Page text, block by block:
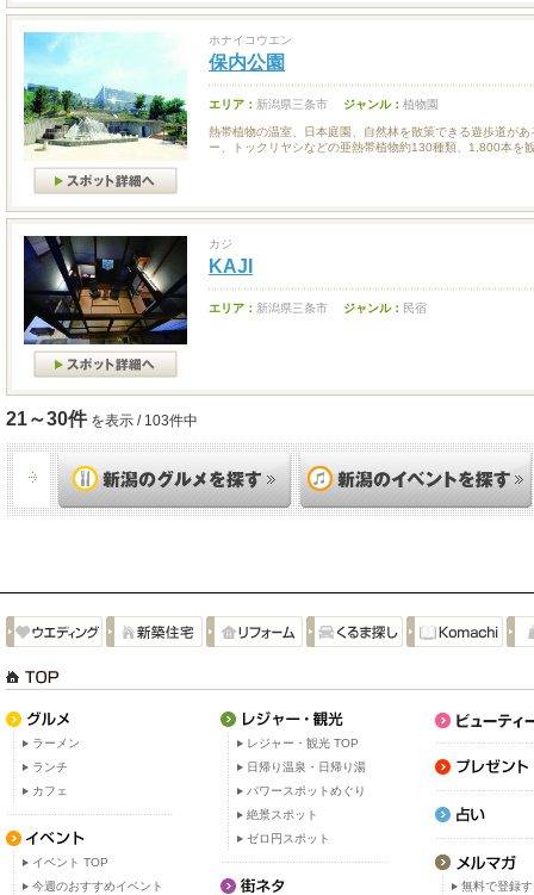
ホナイコウエン
保内公園
エリア： 新潟県三条市 ジャンル： 植物園
熱帯植物の温室、日本庭園、自然林を散策できる遊歩道が
ー、トックリヤシなどの亜熱帯植物約130種類、1,800本を
カジ
KAJI
エリア： 新潟県三条市 ジャンル： 民宿
21～30件 を表示 / 103件中
ラーメン
ランチ
カフェ
イベント TOP
今週のおすすめイベント
レジャー・観光 TOP
日帰り温泉・日帰り湯
パワースポットめぐり
絶景スポット
ゼロ円スポット
無料で登録